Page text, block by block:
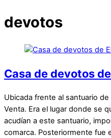
devotos
Casa de devotos
Ubicada frente al santuario
Venta. Era el lugar donde se
acudían a este santuario,
comarca. Posteriormente fue